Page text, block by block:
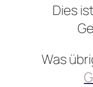
Dies
Was